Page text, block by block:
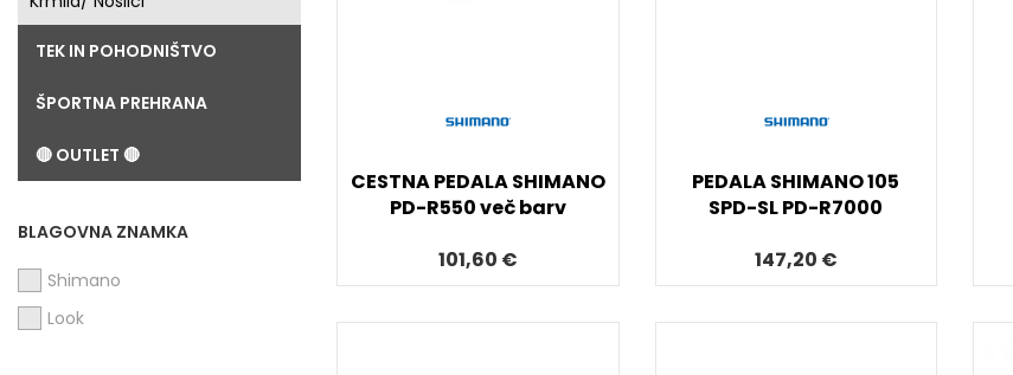
TEK IN POHODNIŠTVO
ŠPORTNA PREHRANA
🔴 OUTLET 🔴
BLAGOVNA ZNAMKA
Shimano
Look
CESTNA PEDALA SHIMANO
PD-R550 več barv
101,60 €
PEDALA SHIMANO 105
SPD-SL PD-R7000
147,20 €